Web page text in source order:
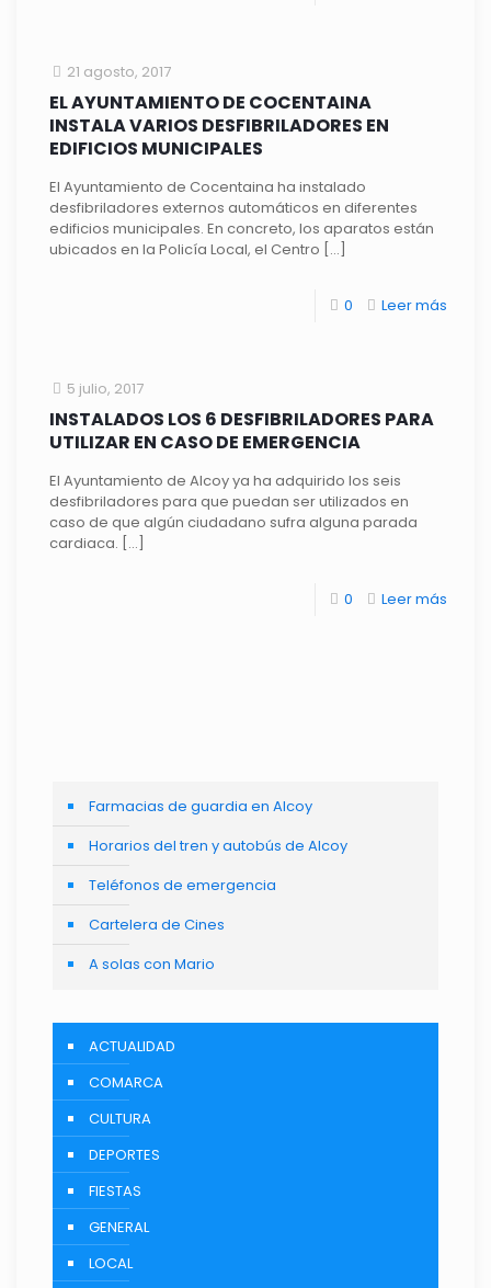
21 agosto, 2017
EL AYUNTAMIENTO DE COCENTAINA
INSTALA VARIOS DESFIBRILADORES EN
EDIFICIOS MUNICIPALES
El Ayuntamiento de Cocentaina ha instalado
desfibriladores externos automáticos en diferentes
edificios municipales. En concreto, los aparatos están
ubicados en la Policía Local, el Centro […]
0 Leer más
5 julio, 2017
INSTALADOS LOS 6 DESFIBRILADORES PARA
UTILIZAR EN CASO DE EMERGENCIA
El Ayuntamiento de Alcoy ya ha adquirido los seis
desfibriladores para que puedan ser utilizados en
caso de que algún ciudadano sufra alguna parada
cardiaca. […]
0 Leer más
Farmacias de guardia en Alcoy
Horarios del tren y autobús de Alcoy
Teléfonos de emergencia
Cartelera de Cines
A solas con Mario
ACTUALIDAD
COMARCA
CULTURA
DEPORTES
FIESTAS
GENERAL
LOCAL